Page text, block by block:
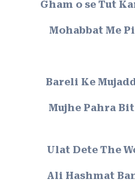
Gham o se Tut
Mohabbat Me
Bareli Ke
Mujhe Pahra
Ulat Dete The
Ali Hashmat